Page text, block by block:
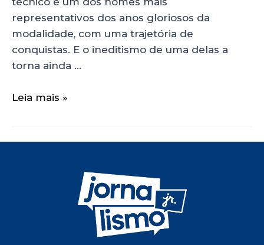
representativos dos anos gloriosos da
modalidade, com uma trajetória de
conquistas. E o ineditismo de uma delas a
torna ainda …
Leia mais »